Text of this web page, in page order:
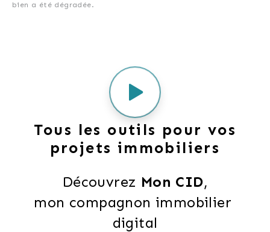
bien a été dégradée.
Tous les outils pour vos
projets immobiliers
Découvrez Mon CID,
mon compagnon immobilier
digital